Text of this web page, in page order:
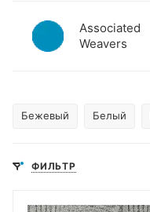
Associated
Weavers
Бежевый Белый
ФИЛЬТР